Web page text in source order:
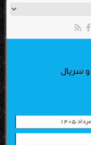
و سریال